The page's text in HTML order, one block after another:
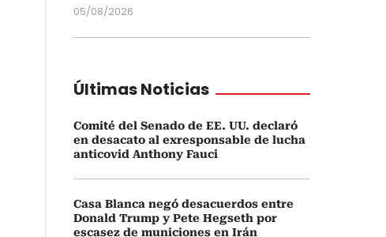
05/08/2026
Últimas Noticias
Comité del Senado de EE. UU. declaró
en desacato al exresponsable de lucha
anticovid Anthony Fauci
Casa Blanca negó desacuerdos entre
Donald Trump y Pete Hegseth por
escasez de municiones en Irán